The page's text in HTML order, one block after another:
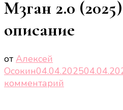
М3ган 2.0
описание
от Алексей
Осокин04.04.2025
комментарий